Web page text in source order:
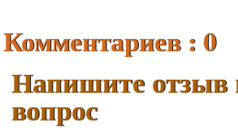
Комментариев : 0
Напишите отзыв
вопрос